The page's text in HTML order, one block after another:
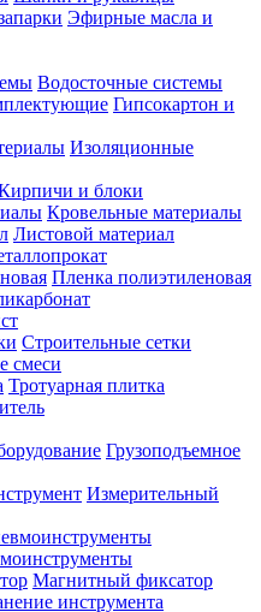
Эфирные масла и
Водосточные системы
Гипсокартон и
Изоляционные
и блоки
Кровельные материалы
Листовой материал
Пленка полиэтиленовая
Строительные сетки
смеси
Тротуарная плитка
Грузоподъемное
Измерительный
Магнитный фиксатор